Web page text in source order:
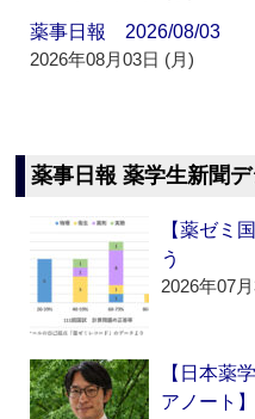
薬事日報 2026/08/03
2026年08月03日 (月)
薬事日報 薬学生新聞
【薬ゼミ
う
2026年07
【日本薬
アノート